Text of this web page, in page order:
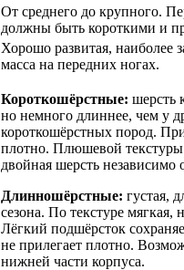
От среднего до крупного.
должны быть короткими и
Хорошо развитая, наиболее
масса на передних ногах.
Короткошёрстные: шерсть
но немного длиннее, чем у
короткошёрстных пород.
плотно. Плюшевой
двойная шерсть независимо
Длинношёрстные: густая,
сезона. По текстуре мягкая,
Лёгкий подшёрсток
не прилегает плотно.
нижней части корпуса.